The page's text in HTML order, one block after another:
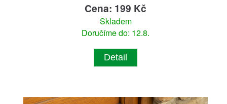
Cena: 199 Kč
Skladem
Doručíme do: 12.8.
Detail